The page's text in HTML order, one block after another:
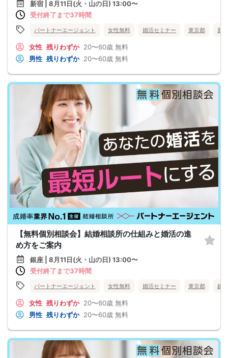
新宿 | 8月11日(火・山の日) 13:00〜
受付終了まで37時間
パートナーエージェント 女性無料 婚活セミナー 東京都 新宿
女性 残りわずか 20〜60歳 無料
男性 残りわずか 20〜60歳 無料
【無料個別相談会】結婚相談所の仕組みと婚活の進
め方をご案内
銀座 | 8月11日(火・山の日) 13:00〜
受付終了まで37時間
パートナーエージェント 女性無料 婚活セミナー 東京都 銀座
女性 残りわずか 20〜60歳 無料
男性 残りわずか 20〜60歳 無料